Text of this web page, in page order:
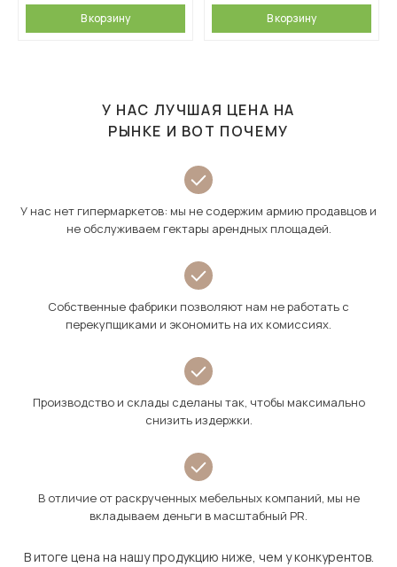
В корзину В корзину
У НАС ЛУЧШАЯ ЦЕНА НА
РЫНКЕ И ВОТ ПОЧЕМУ
У нас нет гипермаркетов: мы не содержим армию продавцов и
не обслуживаем гектары арендных площадей.
Собственные фабрики позволяют нам не работать с
перекупщиками и экономить на их комиссиях.
Производство и склады сделаны так, чтобы максимально
снизить издержки.
В отличие от раскрученных мебельных компаний, мы не
вкладываем деньги в масштабный PR.
В итоге цена на нашу продукцию ниже, чем у конкурентов.